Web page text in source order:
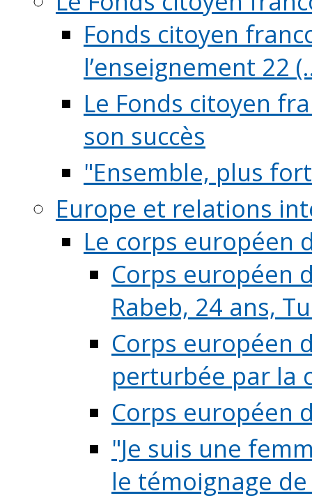
Fonds citoyen
l’enseignement 22
Le Fonds citoyen
son succès
"Ensemble, plus
Europe et relations
Le corps européen
Corps européen
Rabeb, 24 ans,
Corps européen
perturbée par la
Corps européen
"Je suis une
le témoignage de